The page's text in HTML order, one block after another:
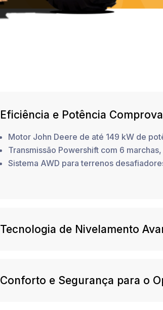
Eficiência e Potência
Motor John Deere de até 149 kW de
Transmissão Powershift com 6
Sistema AWD para terrenos
Tecnologia de Nivelamento
Conforto e Segurança para o